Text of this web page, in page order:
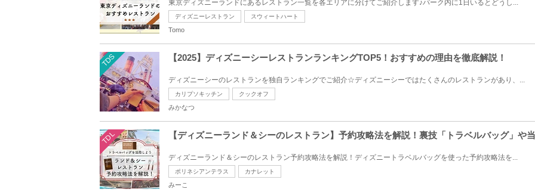
東京ディズニーランドにあるレストラン一覧を各エリアに分けてご紹介します♪パーク内に1日いるとどうし...
ディズニーレストラン スウィートハート
Tomo
TDS 【2025】ディズニーシーレストランランキングTOP5！おすすめの理由を徹底解説！
ディズニーシーのレストランを独自ランキングでご紹介☆ディズニーシーではたくさんのレストランがあり、...
カリプソキッチン クックオフ
みかなつ
TDL 【ディズニーランド＆シーのレストラン】予約攻略法を解説！裏技「トラベルバッグ」や
ディズニーランド＆シーのレストラン予約攻略法を解説！ディズニートラベルバッグを使った予約攻略法を...
ポリネシアンテラス カナレット
みーこ